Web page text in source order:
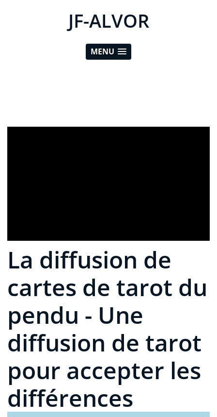
JF-ALVOR
MENU
La diffusion de
cartes de tarot du
pendu - Une
diffusion de tarot
pour accepter les
différences